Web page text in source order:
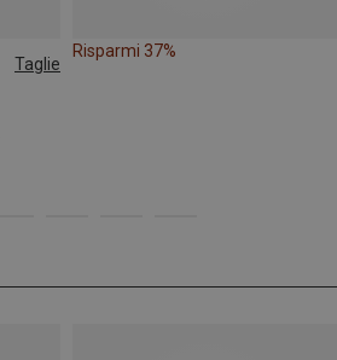
Taglie
Risparmi 37%